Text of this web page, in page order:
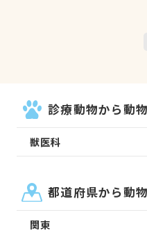
診療動物から動
獣医科
都道府県から動
関東